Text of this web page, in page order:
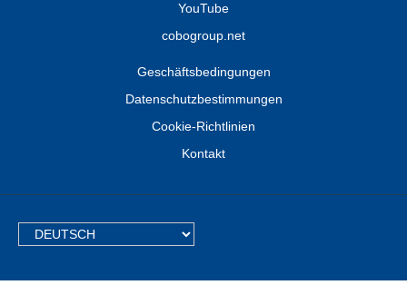
YouTube
cobogroup.net
Geschäftsbedingungen
Datenschutzbestimmungen
Cookie-Richtlinien
Kontakt
TEXT.LANGUAGE